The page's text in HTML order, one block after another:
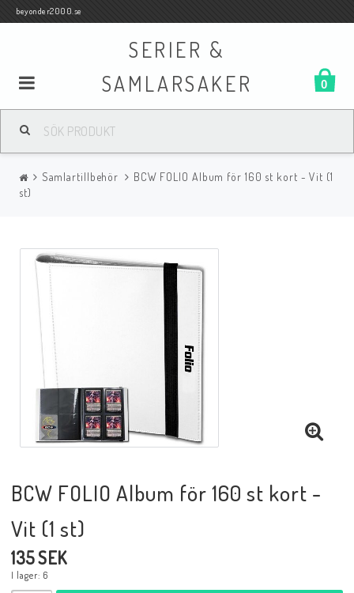
beyonder2000.se
SERIER &
SAMLARSAKER
0
Samlar- och Spelkort
Serier
Böcker
Film
Musik
Mynt och Sedlar
Samlartillbehör
Serier Sverige
Samlartillbehör
BCW FOLIO Album för 160 st kort - Vit (1
st)
BCW FOLIO Album för 160 st kort -
Vit (1 st)
135 SEK
I lager: 6